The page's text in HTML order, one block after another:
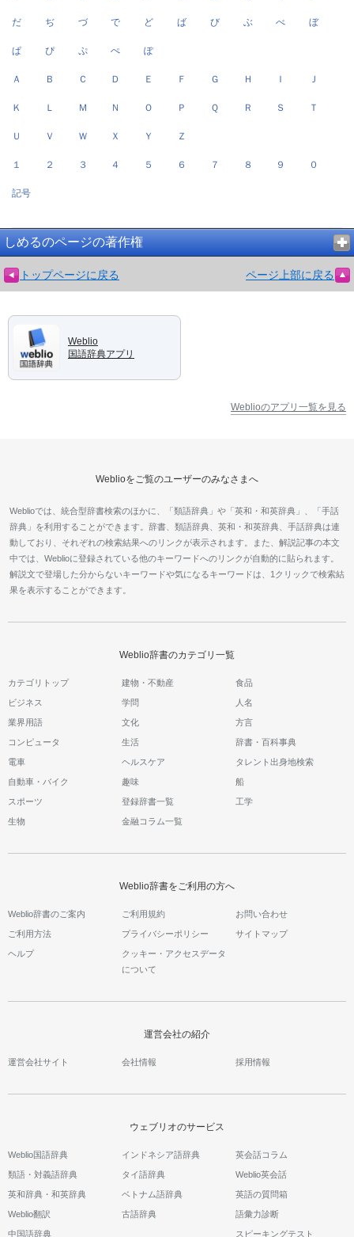
だ ぢ づ で ど ば び ぶ べ ぼ
ぱ ぴ ぷ ぺ ぽ
Ａ Ｂ Ｃ Ｄ Ｅ Ｆ Ｇ Ｈ Ｉ Ｊ
Ｋ Ｌ Ｍ Ｎ Ｏ Ｐ Ｑ Ｒ Ｓ Ｔ
Ｕ Ｖ Ｗ Ｘ Ｙ Ｚ
１ ２ ３ ４ ５ ６ ７ ８ ９ ０
記号
しめるのページの著作権
トップページに戻る ページ上部に戻る
Weblio
国語辞典アプリ
Weblioのアプリ一覧を見る
Weblioをご覧のユーザーのみなさまへ
Weblioでは、統合型辞書検索のほかに、「類語辞典」や「英和・和英辞典」、「手話
辞典」を利用することができます。辞書、類語辞典、英和・和英辞典、手話辞典は連
動しており、それぞれの検索結果へのリンクが表示されます。また、解説記事の本文
中では、Weblioに登録されている他のキーワードへのリンクが自動的に貼られます。
解説文で登場した分からないキーワードや気になるキーワードは、1クリックで検索結
果を表示することができます。
Weblio辞書のカテゴリ一覧
カテゴリトップ 建物・不動産 食品
ビジネス 学問 人名
業界用語 文化 方言
コンピュータ 生活 辞書・百科事典
電車 ヘルスケア タレント出身地検索
自動車・バイク 趣味 船
スポーツ 登録辞書一覧 工学
生物 金融コラム一覧
Weblio辞書をご利用の方へ
Weblio辞書のご案内 ご利用規約 お問い合わせ
ご利用方法 プライバシーポリシー サイトマップ
ヘルプ
クッキー・アクセスデータ
について
運営会社の紹介
運営会社サイト 会社情報 採用情報
ウェブリオのサービス
Weblio国語辞典
類語・対義語辞典
英和辞典・和英辞典
Weblio翻訳
中国語辞典
インドネシア語辞典
タイ語辞典
ベトナム語辞典
古語辞典
英会話コラム
Weblio英会話
英語の質問箱
語彙力診断
スピーキングテスト